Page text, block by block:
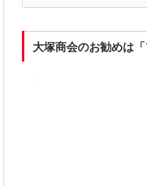
大塚商会のお勧めは